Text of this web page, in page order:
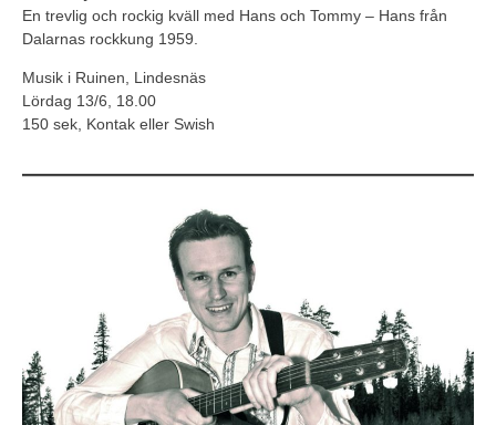
En trevlig och rockig kväll med Hans och Tommy – Hans från
Dalarnas rockkung 1959.
Musik i Ruinen, Lindesnäs
Lördag 13/6, 18.00
150 sek, Kontak eller Swish